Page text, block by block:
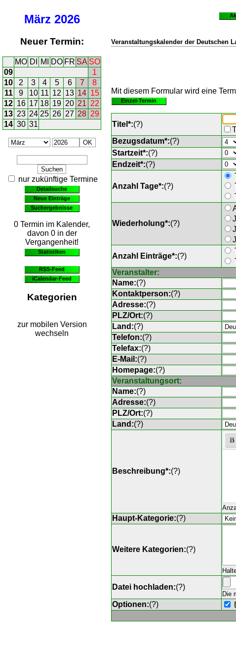
März 2026
Neuer Termin:
MO DI MI DO FR SA SO
09
1
10
2 3 4 5 6 7
8
11
9 10 11 12 13 14 15
12 16 17 18 19 20 21 22
13 23 24 25 26 27 28 29
14 30 31
nur zukünftige Termine
Detailsuche
Neue Einträge
Suchergebnisse
0 Termin im Kalender,
davon 0 in der
Vergangenheit!
Statistiken
RSS-Feed
iCalendar-Feed
Kategorien
zur mobilen Version
wechseln
Veranstaltungskalender der Deutschen
Mit diesem Formular wird eine
Einzel-Termin
Titel*:(?)
Bezugsdatum*:(?)
Startzeit*:(?)
Endzeit*:(?)
Anzahl Tage*:(?)
Wiederholung*:(?)
Anzahl Einträge*:(?)
Veranstalter:
Name:(?)
Kontaktperson:(?)
Adresse:(?)
PLZ/Ort:(?)
Land:(?)
Telefon:(?)
Telefax:(?)
E-Mail:(?)
Homepage:(?)
Veranstaltungsort:
Name:(?)
Adresse:(?)
PLZ/Ort:(?)
Land:(?)
Beschreibung*:(?)
Haupt-Kategorie:(?)
Weitere Kategorien:(?)
Datei hochladen:(?)
Die
Optionen:(?)